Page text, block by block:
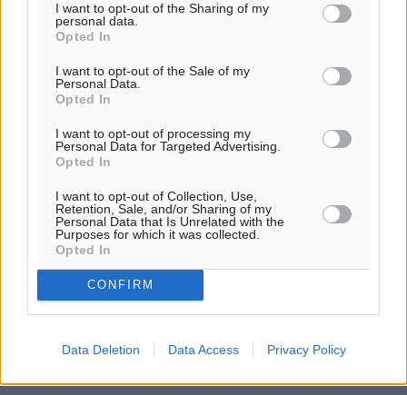
I want to opt-out of the Sharing of my
personal data.
Opted In
I want to opt-out of the Sale of my
Personal Data.
Opted In
I want to opt-out of processing my
Personal Data for Targeted Advertising.
Opted In
I want to opt-out of Collection, Use,
Retention, Sale, and/or Sharing of my
Personal Data that Is Unrelated with the
Purposes for which it was collected.
Opted In
CONFIRM
Data Deletion Data Access Privacy Policy
Σε κατάσταση απόγνωσης οι συνοδοί
των σκύλων Κ-9 του Λιμενικού-Δεν
υπάρχουν χρήματα για τροφές!
Χωρίς το επίδομα διατροφής και υγειονομικής
περίθαλψης των σκύλων Κ-9 τουΛιμενικού Σώματος
παραμένουν εδώ και 21 μήνες οι συνοδοί τους. Όπως
καταγγέλλουν, όλο αυτό το διάστημα ...
15.06.16, 15:43